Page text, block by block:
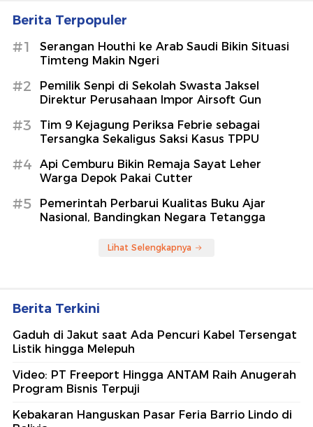
Berita Terpopuler
#1
Serangan Houthi ke Arab Saudi Bikin Situasi
Timteng Makin Ngeri
#2
Pemilik Senpi di Sekolah Swasta Jaksel
Direktur Perusahaan Impor Airsoft Gun
#3
Tim 9 Kejagung Periksa Febrie sebagai
Tersangka Sekaligus Saksi Kasus TPPU
#4
Api Cemburu Bikin Remaja Sayat Leher
Warga Depok Pakai Cutter
#5
Pemerintah Perbarui Kualitas Buku Ajar
Nasional, Bandingkan Negara Tetangga
Lihat Selengkapnya
Berita Terkini
Gaduh di Jakut saat Ada Pencuri Kabel Tersengat
Listik hingga Melepuh
Video: PT Freeport Hingga ANTAM Raih Anugerah
Program Bisnis Terpuji
Kebakaran Hanguskan Pasar Feria Barrio Lindo di